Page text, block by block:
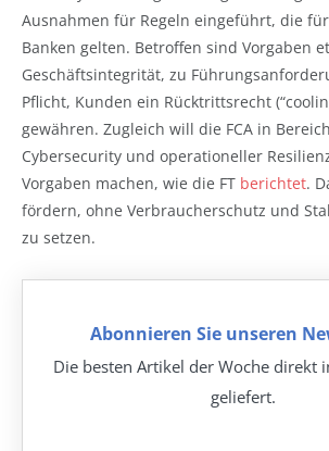
Ausnahmen für Regeln eingeführt, die
Banken gelten. Betroffen sind Vorgaben
Geschäftsintegrität, zu
Pflicht, Kunden ein Rücktrittsrecht
gewähren. Zugleich will die FCA in
Cybersecurity und operationeller
Vorgaben machen, wie die FT berichtet.
fördern, ohne Verbraucherschutz und
zu setzen.
Abonnieren Sie unseren
Die besten Artikel der Woche direkt
geliefert.